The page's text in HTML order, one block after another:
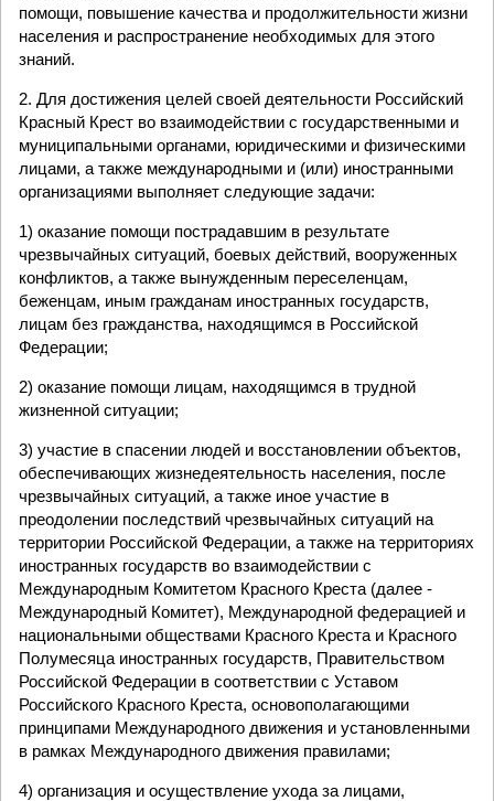
помощи, повышение качества и продолжительности жизни
населения и распространение необходимых для этого
знаний.
2. Для достижения целей своей деятельности Российский
Красный Крест во взаимодействии с государственными и
муниципальными органами, юридическими и физическими
лицами, а также международными и (или) иностранными
организациями выполняет следующие задачи:
1) оказание помощи пострадавшим в результате
чрезвычайных ситуаций, боевых действий, вооруженных
конфликтов, а также вынужденным переселенцам,
беженцам, иным гражданам иностранных государств,
лицам без гражданства, находящимся в Российской
Федерации;
2) оказание помощи лицам, находящимся в трудной
жизненной ситуации;
3) участие в спасении людей и восстановлении объектов,
обеспечивающих жизнедеятельность населения, после
чрезвычайных ситуаций, а также иное участие в
преодолении последствий чрезвычайных ситуаций на
территории Российской Федерации, а также на территориях
иностранных государств во взаимодействии с
Международным Комитетом Красного Креста (далее -
Международный Комитет), Международной федерацией и
национальными обществами Красного Креста и Красного
Полумесяца иностранных государств, Правительством
Российской Федерации в соответствии с Уставом
Российского Красного Креста, основополагающими
принципами Международного движения и установленными
в рамках Международного движения правилами;
4) организация и осуществление ухода за лицами,